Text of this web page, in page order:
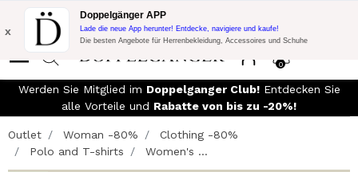
Blitzangebot:
10% Extra-Rabatt auf 300€ Einkauf mit Code:
DOPPEL300
0
x
Doppelgänger APP
Lade die neue App herunter! Entdecke, navigiere und kaufe!
Die besten Angebote für Herrenbekleidung, Accessoires und Schuhe
Werden Sie Mitglied im Doppelganger Club!Entdecken Sie
alle Vorteile und Rabatte von bis zu -20%!
Outlet Woman -80%
Clothing -80%
Polo and T-shirts
Women's ...